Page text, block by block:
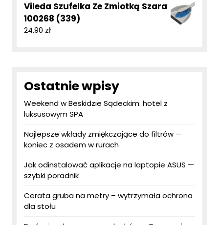
Vileda Szufelka Ze Zmiotką Szara
100268 (339)
24,90 zł
Ostatnie wpisy
Weekend w Beskidzie Sądeckim: hotel z
luksusowym SPA
Najlepsze wkłady zmiękczające do filtrów —
koniec z osadem w rurach
Jak odinstalować aplikacje na laptopie ASUS —
szybki poradnik
Cerata gruba na metry – wytrzymała ochrona
dla stołu